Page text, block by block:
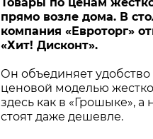
прямо возле дома. В
компания «Евроторг»
«Хит! Дисконт».
Он объединяет
ценовой моделью
здесь как в «Грошыке»,
стоят даже дешевле.